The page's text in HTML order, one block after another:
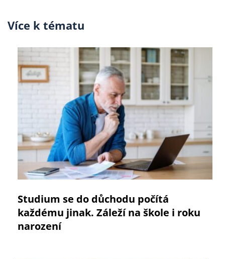
Více k tématu
Studium se do důchodu počítá
každému jinak. Záleží na škole i roku
narození